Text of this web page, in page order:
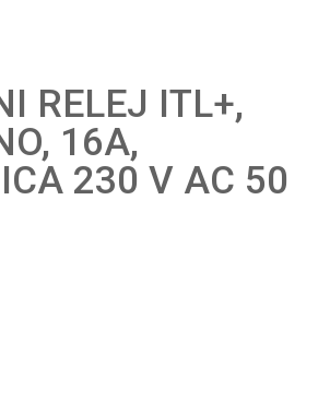
RELEJ ITL+,
16A,
230 V AC 50